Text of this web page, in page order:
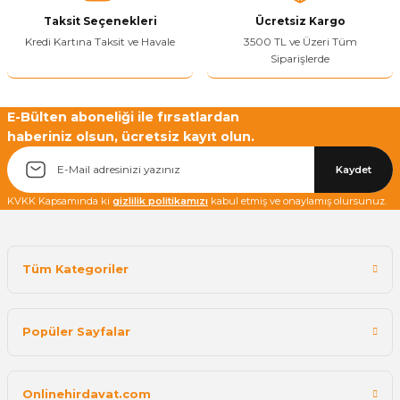
Yetkiliye Gönder
Taksit Seçenekleri
Kredi Kartına Taksit ve Havale
Ücretsiz Kargo
3500 TL ve Üzeri Tüm
Siparişlerde
E-Bülten aboneliği ile fırsatlardan
haberiniz olsun, ücretsiz kayıt olun.
Kaydet
KVKK Kapsamında ki gizlilik politikamızı kabul etmiş ve onaylamış olursunuz.
Tüm Kategoriler
Popüler Sayfalar
Onlinehirdavat.com